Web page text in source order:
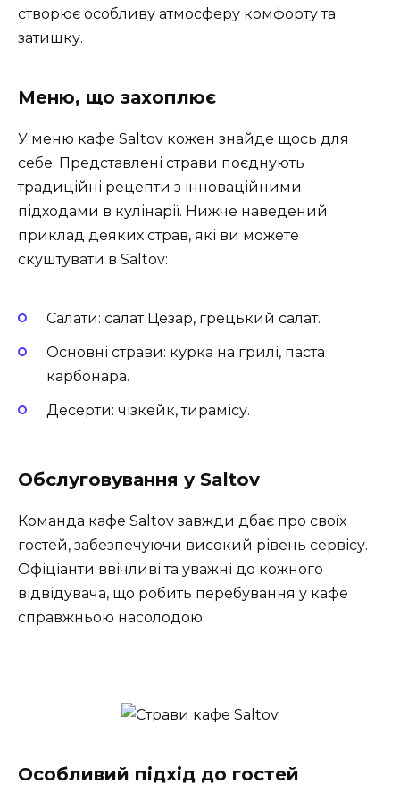
створює особливу атмосферу комфорту та
затишку.
Меню, що захоплює
У меню кафе Saltov кожен знайде щось для
себе. Представлені страви поєднують
традиційні рецепти з інноваційними
підходами в кулінарії. Нижче наведений
приклад деяких страв, які ви можете
скуштувати в Saltov:
Салати: салат Цезар, грецький салат.
Основні страви: курка на грилі, паста
карбонара.
Десерти: чізкейк, тирамісу.
Обслуговування у Saltov
Команда кафе Saltov завжди дбає про своїх
гостей, забезпечуючи високий рівень сервісу.
Офіціанти ввічливі та уважні до кожного
відвідувача, що робить перебування у кафе
справжньою насолодою.
Особливий підхід до гостей